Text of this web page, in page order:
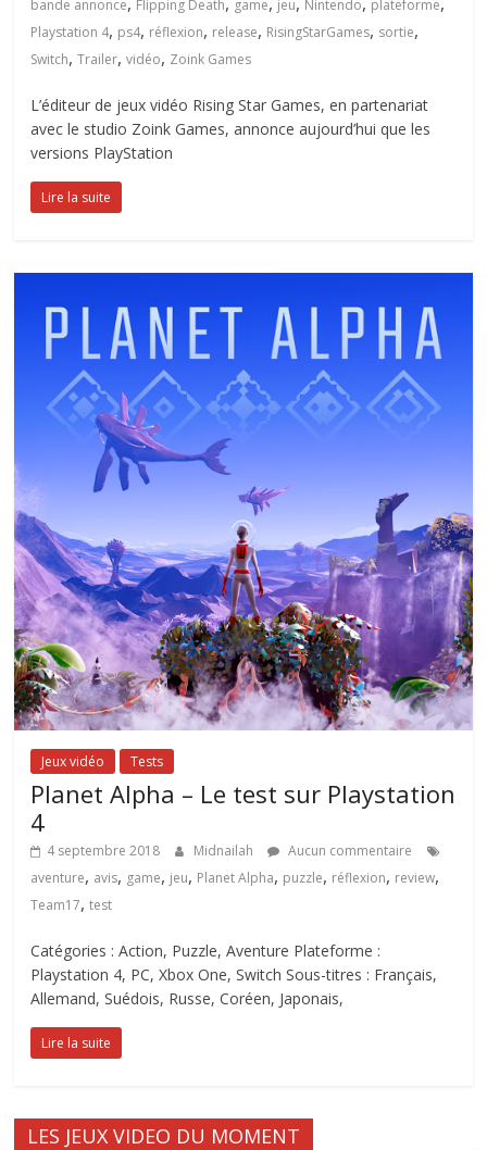
bande annonce Flipping Death game jeu Nintendo plateforme
Playstation 4, ps4, réflexion, release, RisingStarGames, sortie,
Switch,Trailer,vidéo, Zoink Games
L’éditeur de jeux vidéo Rising Star Games, en partenariat
avec le studio Zoink Games, annonce aujourd’hui que les
versions PlayStation
Lire la suite
Jeux vidéo Tests
Planet Alpha – Le test sur Playstation
4
4 septembre 2018 Midnailah
Aucun commentaire
aventure, avis, game, jeu, Planet Alpha, puzzle, réflexion, review,
Team17,test
Catégories : Action, Puzzle, Aventure Plateforme :
Playstation 4, PC, Xbox One, Switch Sous-titres : Français,
Allemand, Suédois, Russe, Coréen, Japonais,
Lire la suite
LES JEUX VIDEO DU MOMENT